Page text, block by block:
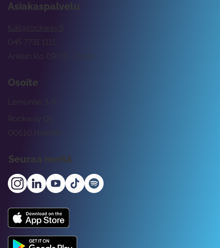
Asiakaspalvelu
tuki@rockway.fi
Arkisin klo 09:00 -15:00
045 7731 1111
Osoite
Rockway Oy
Lemuntie 3-5
00510 Helsinki
Seuraa meitä